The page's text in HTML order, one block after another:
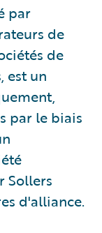
par
de
de
est un
par le biais
Sollers
d'alliance.